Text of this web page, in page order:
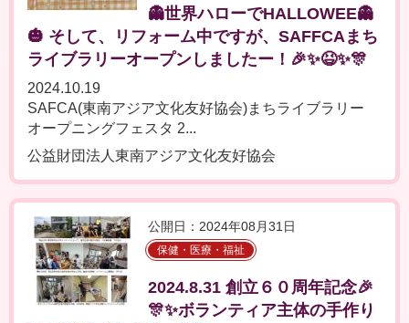
👻世界ハローでHALLOWEE👻
🎃 そして、リフォーム中ですが、SAFFCAまち
ライブラリーオープンしましたー！🎉✨😆✨🎊
2024.10.19
SAFCA(東南アジア文化友好協会)まちライブラリー
オープニングフェスタ 2...
公益財団法人東南アジア文化友好協会
公開日：2024年08月31日
保健・医療・福祉
2024.8.31 創立６０周年記念🎉
🎊✨ボランティア主体の手作り